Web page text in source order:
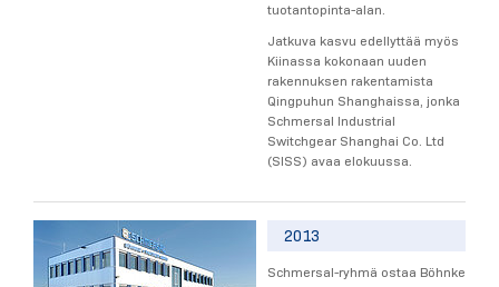
tuotantopinta-alan.
Jatkuva kasvu edellyttää myös
Kiinassa kokonaan uuden
rakennuksen rakentamista
Qingpuhun Shanghaissa, jonka
Schmersal Industrial
Switchgear Shanghai Co. Ltd
(SISS) avaa elokuussa.
2013
Schmersal-ryhmä ostaa Böhnke